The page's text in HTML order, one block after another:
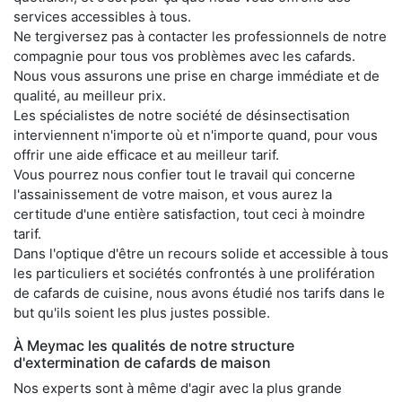
services accessibles à tous.
Ne tergiversez pas à contacter les professionnels de notre
compagnie pour tous vos problèmes avec les cafards.
Nous vous assurons une prise en charge immédiate et de
qualité, au meilleur prix.
Les spécialistes de notre société de désinsectisation
interviennent n'importe où et n'importe quand, pour vous
offrir une aide efficace et au meilleur tarif.
Vous pourrez nous confier tout le travail qui concerne
l'assainissement de votre maison, et vous aurez la
certitude d'une entière satisfaction, tout ceci à moindre
tarif.
Dans l'optique d'être un recours solide et accessible à tous
les particuliers et sociétés confrontés à une prolifération
de cafards de cuisine, nous avons étudié nos tarifs dans le
but qu'ils soient les plus justes possible.
À Meymac les qualités de notre structure
d'extermination de cafards de maison
Nos experts sont à même d'agir avec la plus grande